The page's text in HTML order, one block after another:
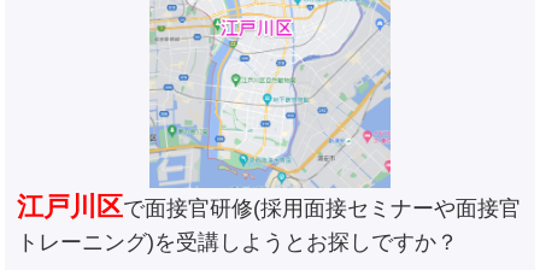
江戸川区で面接官研修(採用面接セミナーや面接官
トレーニング)を受講しようとお探しですか？